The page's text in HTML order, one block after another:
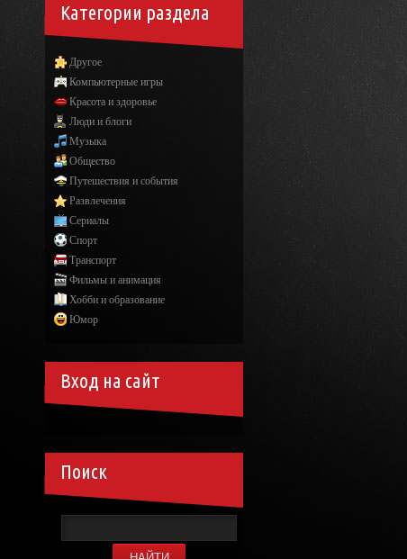
Категории раздела
Другое
Компьютерные игры
Красота и здоровье
Люди и блоги
Музыка
Общество
Путешествия и события
Развлечения
Сериалы
Спорт
Транспорт
Фильмы и анимация
Хобби и образование
Юмор
Вход на сайт
Поиск